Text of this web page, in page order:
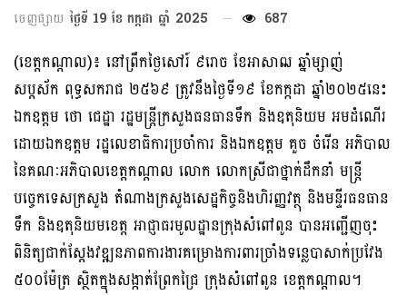
ចេញផ្សាយ ថ្ងៃទី 19 ខែ កក្កដា ឆ្នាំ 2025 687
(ខេត្តកណ្តាល)៖ នៅព្រឹកថ្ងៃសៅរ៍ ៩រោច ខែអាសាឍ ឆ្នាំម្សាញ់
សប្តស័ក ពុទ្ធសករាជ ២៥៦៩ ត្រូវនឹងថ្ងៃទី១៩ ខែកក្កដា ឆ្នាំ២០២៥នេះ
ឯកឧត្តម ថោ ជេដ្ឋា រដ្ឋមន្ត្រីក្រសួងធនធានទឹក និងឧតុនិយម អមដំណើរ
ដោយឯកឧត្តម រដ្ឋលេខាធិការប្រចាំការ និងឯកឧត្តម គួច ចំរើន អភិបាល
នៃគណៈអភិបាលខេត្តកណ្តាល លោក លោកស្រីជាថ្នាក់ដឹកនាំ មន្ត្រី
បច្ចេកទេសក្រសួង តំណាងក្រសួងសេដ្ឋកិច្ចនិងហិរញ្ញវត្ថុ និងមន្ទីរធនធាន
ទឹក និងឧតុនិយមខេត្ត អាជ្ញាធរមូលដ្ឋានក្រុងសំពៅពូន បានអញ្ជើញចុះ
ពិនិត្យជាក់ស្តែងវឌ្ឍនភាពការងារគម្រោងការពារច្រាំងទន្លេបាសាក់ប្រវែង
៥០០ម៉ែត្រ ស្ថិតក្នុងសង្កាត់ព្រែកជ្រៃ ក្រុងសំពៅពូន ខេត្តកណ្តាល។